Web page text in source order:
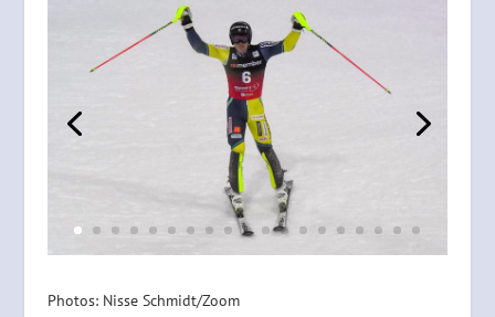
Photos: Nisse Schmidt/Zoom